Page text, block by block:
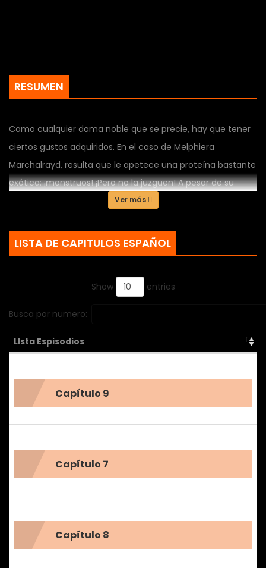
RESUMEN
Como cualquier dama noble que se precie, hay que tener
ciertos gustos adquiridos. En el caso de Melphiera
Marchalrayd, resulta que le apetece una proteína bastante
exótica: ¡monstruos! ¡Pero no la juzguen! A pesar de su
mala reputación, la carne de monstruo se puede utilizar en
la opinión que tiene el reino al respecto.
Desgraciadamente, desde su debut en sociedad, Melphiera
¡hasta que conoce al intrépido «duque sanguinario» de
Ver más
LISTA DE CAPITULOS ESPAÑOL
Show entries
Busca por numero:
LIsta Espisodios
Capítulo 9
Capítulo 7
Capítulo 8